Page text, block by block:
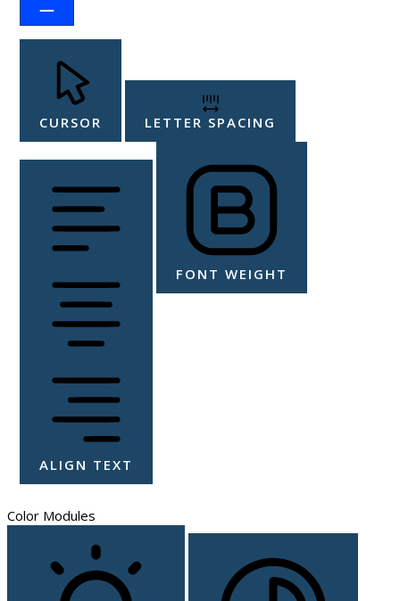
CURSOR LETTER SPACING
ALIGN TEXT
FONT WEIGHT
Color Modules